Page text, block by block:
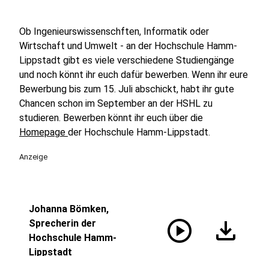
Ob Ingenieurswissenschften, Informatik oder
Wirtschaft und Umwelt - an der Hochschule Hamm-
Lippstadt gibt es viele verschiedene Studiengänge
und noch könnt ihr euch dafür bewerben. Wenn ihr eure
Bewerbung bis zum 15. Juli abschickt, habt ihr gute
Chancen schon im September an der HSHL zu
studieren. Bewerben könnt ihr euch über die
Homepage der Hochschule Hamm-Lippstadt.
Anzeige
Johanna Bömken,
Sprecherin der
Hochschule Hamm-
Lippstadt
play_circle download